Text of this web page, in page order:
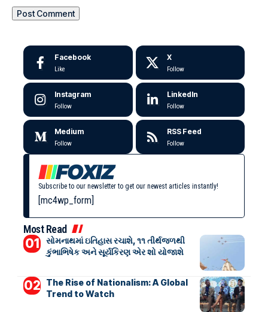
Facebook
Like
X
Follow
Instagram
Follow
LinkedIn
Follow
Medium
Follow
RSS Feed
Follow
Subscribe to our newsletter to get our newest articles instantly!
[mc4wp_form]
Most Read
સોમનાથમાં ઇતિહાસ રચાશે, ૧૧ તીર્થજળથી
કુંભાભિષેક અને સૂર્યકિરણ એર શો યોજાશે
The Rise of Nationalism: A Global
Trend to Watch